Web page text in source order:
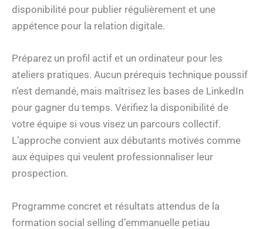
disponibilité pour publier régulièrement et une
appétence pour la relation digitale.
Préparez un profil actif et un ordinateur pour les
ateliers pratiques. Aucun prérequis technique poussif
n’est demandé, mais maîtrisez les bases de LinkedIn
pour gagner du temps. Vérifiez la disponibilité de
votre équipe si vous visez un parcours collectif.
L’approche convient aux débutants motivés comme
aux équipes qui veulent professionnaliser leur
prospection.
Programme concret et résultats attendus de la
formation social selling d’emmanuelle petiau